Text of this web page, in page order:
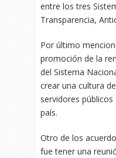
entre los tres
Transparencia,
Por último
promoción de la
del Sistema
crear una cultura
servidores
país.
Otro de los
fue tener una